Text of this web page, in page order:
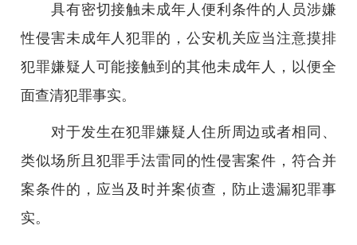
具有密切接触未成年人便利条件的人员涉嫌
性侵害未成年人犯罪的，公安机关应当注意摸排
犯罪嫌疑人可能接触到的其他未成年人，以便全
面查清犯罪事实。
对于发生在犯罪嫌疑人住所周边或者相同、
类似场所且犯罪手法雷同的性侵害案件，符合并
案条件的，应当及时并案侦查，防止遗漏犯罪事
实。